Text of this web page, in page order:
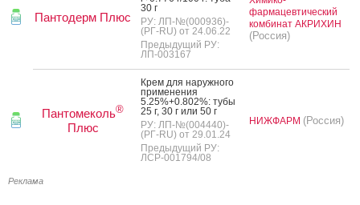
Пантодерм Плюс
30 г
РУ: ЛП-№(000936)-
(РГ-RU) от 24.06.22
Предыдущий РУ:
ЛП-003167
фармацевтический
комбинат АКРИХИН
(Россия)
Пантомеколь®
Плюс
Крем для на­руж­но­го
при­мене­ния
5.25%+0.802%: ту­бы
25 г, 30 г или 50 г
РУ: ЛП-№(004440)-
(РГ-RU) от 29.01.24
Предыдущий РУ:
ЛСР-001794/08
НИЖФАРМ (Россия)
Реклама